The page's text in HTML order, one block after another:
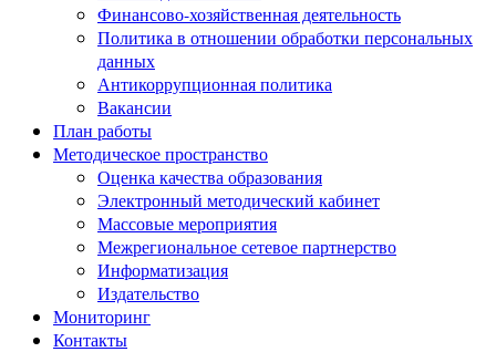
Финансово-хозяйственная деятельность
Политика в отношении обработки персональных
данных
Антикоррупционная политика
Вакансии
План работы
Методическое пространство
Оценка качества образования
Электронный методический кабинет
Массовые мероприятия
Межрегиональное сетевое партнерство
Информатизация
Издательство
Мониторинг
Контакты